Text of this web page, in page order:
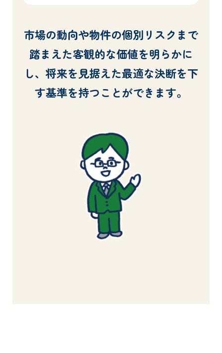
市場の動向や物件の個別リスクまで
踏まえた客観的な価値を明らかに
し、将来を見据えた最適な決断を下
す基準を持つことができます。